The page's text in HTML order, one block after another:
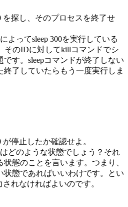
を探し、そのプロセスを終了せ
よってsleep 300を実行している
そのIDに対してkillコマンドでシ
す。sleepコマンドが終了しない
終了していたらもう一度実行しま
が停止したか確認せよ。
どのような状態でしょう？それ
態のことを言います。つまり、
状態であればいいわけです。とい
れなければよいのです。